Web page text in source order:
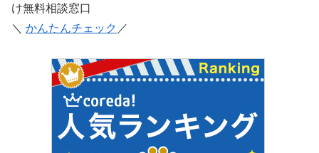
け無料相談窓口
＼ かんたんチェック ／